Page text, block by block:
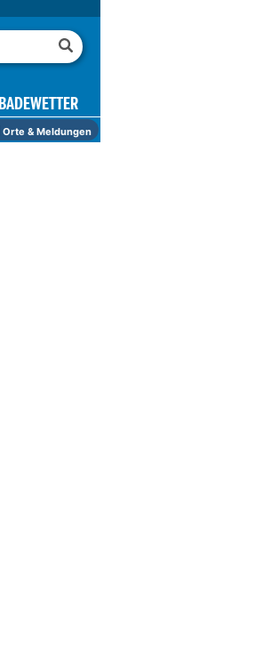
BADEWETTER
Orte & Meldungen